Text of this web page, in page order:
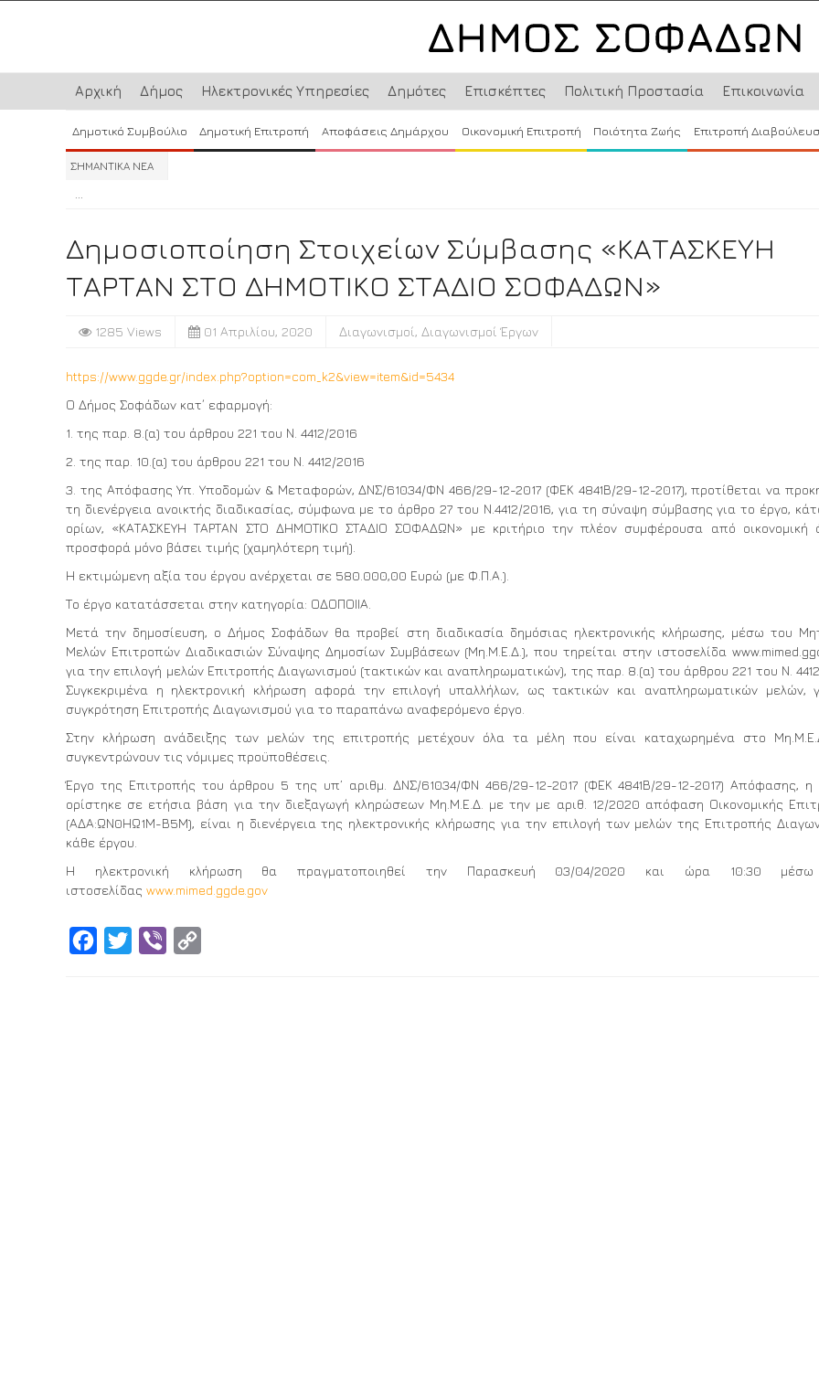
Αρχική Δήμος Ηλεκτρονικές Υπηρεσίες Δημότες Επισκέπτες Πολιτική Προστασία Επικοινωνία
Δημοτικό Συμβούλιο Δημοτική Επιτροπή Αποφάσεις Δημάρχου Οικονομική Επιτροπή Ποιότητα Ζωής Επιτροπή
ΣΗΜΑΝΤΙΚΑ ΝΕΑ
...
Δημοσιοποίηση Στοιχείων Σύμβασης «ΚΑΤΑΣΚΕΥΗ
ΤΑΡΤΑΝ ΣΤΟ ΔΗΜΟΤΙΚΟ ΣΤΑΔΙΟ ΣΟΦΑΔΩΝ»
1285 Views 01 Απριλίου, 2020 Διαγωνισμοί, Διαγωνισμοί Έργων
https://www.ggde.gr/index.php?option=com_k2&view=item&id=5434
Ο Δήμος Σοφάδων κατ΄ εφαρμογή:
1. της παρ. 8.(α) του άρθρου 221 του Ν. 4412/2016
2. της παρ. 10.(α) του άρθρου 221 του Ν. 4412/2016
3. της Απόφασης Υπ. Υποδομών & Μεταφορών, ΔΝΣ/61034/ΦΝ 466/29-12-2017 (ΦΕΚ 4841Β/29-12-2017), προτίθεται να
τη διενέργεια ανοικτής διαδικασίας, σύμφωνα με το άρθρο 27 του Ν.4412/2016, για τη σύναψη σύμβασης για το έργο,
ορίων, «ΚΑΤΑΣΚΕΥΗ ΤΑΡΤΑΝ ΣΤΟ ΔΗΜΟΤΙΚΟ ΣΤΑΔΙΟ ΣΟΦΑΔΩΝ» με κριτήριο την πλέον συμφέρουσα από οικονομική
προσφορά μόνο βάσει τιμής (χαμηλότερη τιμή).
Η εκτιμώμενη αξία του έργου ανέρχεται σε 580.000,00 Ευρώ (με Φ.Π.Α.).
Το έργο κατατάσσεται στην κατηγορία: ΟΔΟΠΟΙΙΑ.
Μετά την δημοσίευση, ο Δήμος Σοφάδων θα προβεί στη διαδικασία δημόσιας ηλεκτρονικής κλήρωσης, μέσω του
Μελών Επιτροπών Διαδικασιών Σύναψης Δημοσίων Συμβάσεων (Μη.Μ.Ε.Δ.), που τηρείται στην ιστοσελίδα
για την επιλογή μελών Επιτροπής Διαγωνισμού (τακτικών και αναπληρωματικών), της παρ. 8.(α) του άρθρου 221 του Ν.
Συγκεκριμένα η ηλεκτρονική κλήρωση αφορά την επιλογή υπαλλήλων, ως τακτικών και αναπληρωματικών μελών,
συγκρότηση Επιτροπής Διαγωνισμού για το παραπάνω αναφερόμενο έργο.
Στην κλήρωση ανάδειξης των μελών της επιτροπής μετέχουν όλα τα μέλη που είναι καταχωρημένα στο
συγκεντρώνουν τις νόμιμες προϋποθέσεις.
Έργο της Επιτροπής του άρθρου 5 της υπ’ αριθμ. ΔΝΣ/61034/ΦΝ 466/29-12-2017 (ΦΕΚ 4841Β/29-12-2017) Απόφασης, η
ορίστηκε σε ετήσια βάση για την διεξαγωγή κληρώσεων Μη.Μ.Ε.Δ. με την με αριθ. 12/2020 απόφαση Οικονομικής
(ΑΔΑ:ΩΝ0ΗΩ1Μ-Β5Μ), είναι η διενέργεια της ηλεκτρονικής κλήρωσης για την επιλογή των μελών της Επιτροπής
κάθε έργου.
Η ηλεκτρονική κλήρωση θα πραγματοποιηθεί την Παρασκευή 03/04/2020 και ώρα 10:30
ιστοσελίδας www.mimed.ggde.gov
Facebook
Twitter Viber